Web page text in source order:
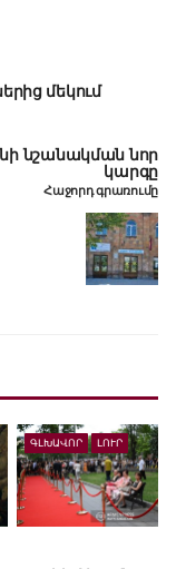
մեկում
նշանակման նոր
կարգը
Հաջորդ գրառումը
ԳԼԽԱՎՈՐ ԼՈՒՐ